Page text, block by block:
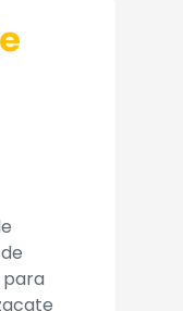
para